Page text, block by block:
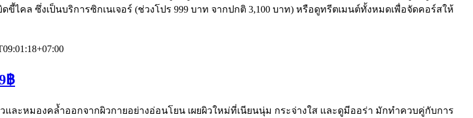
ไคล ซึ่งเป็นบริการซิกเนเจอร์ (ช่วงโปร 999 บาท จากปกติ 3,100 บาท) หรือดูทรีตเมนต์ทั้งหมดเพื่อจัดคอร์สให้
฿
ละหมองคล้ำออกจากผิวกายอย่างอ่อนโยน เผยผิวใหม่ที่เนียนนุ่ม กระจ่างใส และดูมีออร่า มักทำควบคู่กับการ